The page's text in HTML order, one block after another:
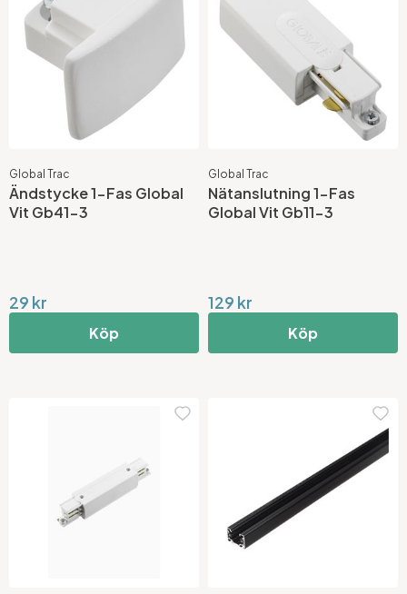
Global Trac
Ändstycke 1-Fas Global
Vit Gb41-3
29 kr
Köp
Global Trac
Nätanslutning 1-Fas
Global Vit Gb11-3
129 kr
Köp